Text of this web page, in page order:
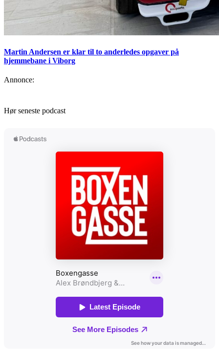
Martin Andersen er klar til to anderledes opgaver på
hjemmebane i Viborg
Annonce:
Hør seneste podcast